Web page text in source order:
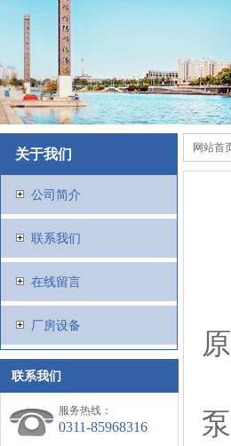
关于我们
公司简介
联系我们
在线留言
厂房设备
联系我们
服务热线：
0311-85968316
网站首